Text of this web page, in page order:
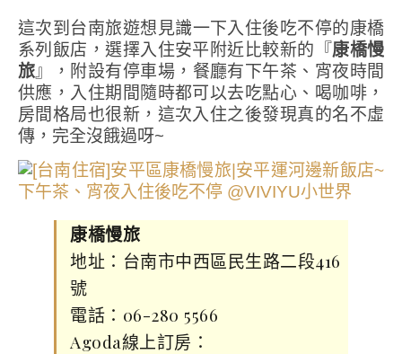
這次到台南旅遊想見識一下入住後吃不停的康橋
系列飯店，選擇入住安平附近比較新的『康橋慢
旅』，附設有停車場，餐廳有下午茶、宵夜時間
供應，入住期間隨時都可以去吃點心、喝咖啡，
房間格局也很新，這次入住之後發現真的名不虛
傳，完全沒餓過呀~
康橋慢旅
地址：台南市中西區民生路二段416
號
電話：06-280 5566
Agoda線上訂房：